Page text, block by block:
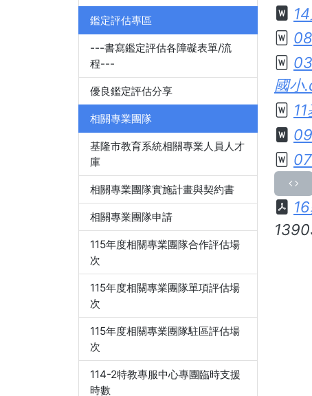
鑑定評估專區
---書寫鑑定評估各障礙表單/流
程---
優良鑑定評估分享
相關專業團隊
基隆市教育系統相關專業人員人才
庫
相關專業團隊實施計畫與契約書
相關專業團隊申請
115年度相關專業團隊合作評估場
次
115年度相關專業團隊單項評估場
次
115年度相關專業團隊駐區評估場
次
114-2特教專服中心專團臨時支援
時數
國小